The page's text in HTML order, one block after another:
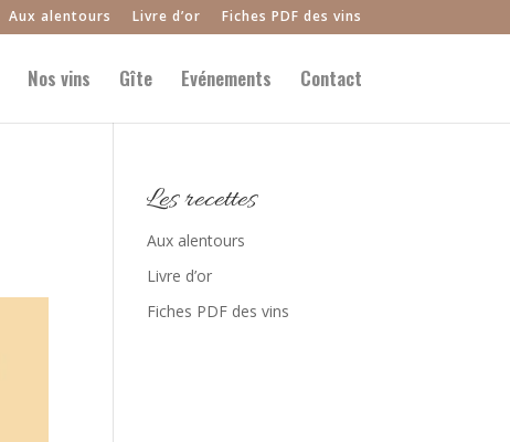
Aux alentours Livre d’or Fiches PDF des vins
Nos vins Gîte Evénements Contact
Les recettes
Aux alentours
Livre d’or
Fiches PDF des vins